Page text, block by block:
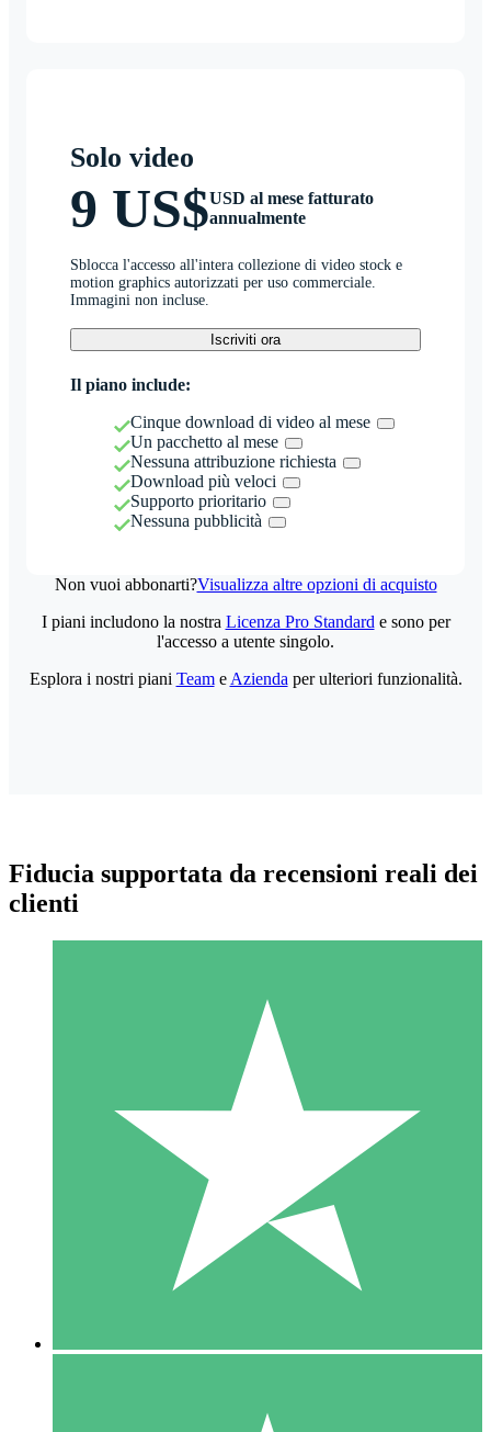
Solo video
9 US$USD al mese fatturato
annualmente
Sblocca l'accesso all'intera collezione di video stock e
motion graphics autorizzati per uso commerciale.
Immagini non incluse.
Iscriviti ora
Il piano include:
Cinque download di video al mese
Un pacchetto al mese
Nessuna attribuzione richiesta
Download più veloci
Supporto prioritario
Nessuna pubblicità
Non vuoi abbonarti?Visualizza altre opzioni di acquisto
Pacchetti di Crediti Individuali
Paga a consumo con crediti di download. Nessun impegno
1 Download
10
US$1500
I piani includono la nostra Licenza Pro Standard e sono per
l'accesso a utente singolo.
Esplora i nostri piani Teame Azienda per ulteriori funzionalità.
Fiducia supportata da recensioni reali dei
clienti